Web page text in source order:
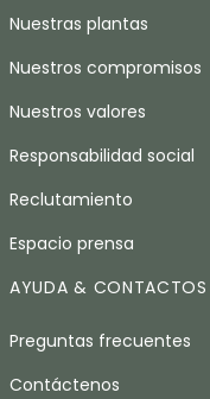
Nuestras plantas
Nuestros compromisos
Nuestros valores
Responsabilidad social
Reclutamiento
Espacio prensa
AYUDA & CONTACTOS
Preguntas frecuentes
Contáctenos